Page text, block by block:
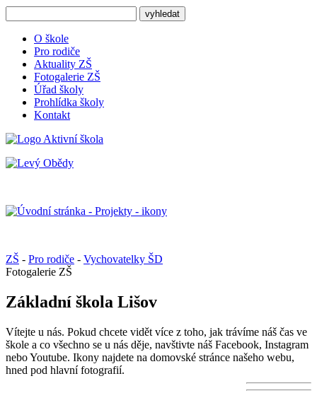
O škole
Pro rodiče
Aktuality ZŠ
Fotogalerie ZŠ
Úřad školy
Prohlídka školy
Kontakt
ZŠ - Pro rodiče - Vychovatelky ŠD
Fotogalerie ZŠ
Základní škola Lišov
Vítejte u nás. Pokud chcete vidět více z toho, jak trávíme náš čas ve
škole a co všechno se u nás děje, navštivte náš Facebook, Instagram
nebo Youtube. Ikony najdete na domovské stránce našeho webu,
hned pod hlavní fotografií.